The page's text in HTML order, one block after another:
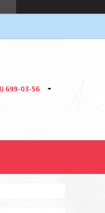
699-03-56